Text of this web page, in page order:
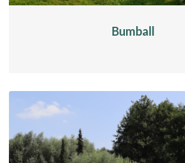
Bumball